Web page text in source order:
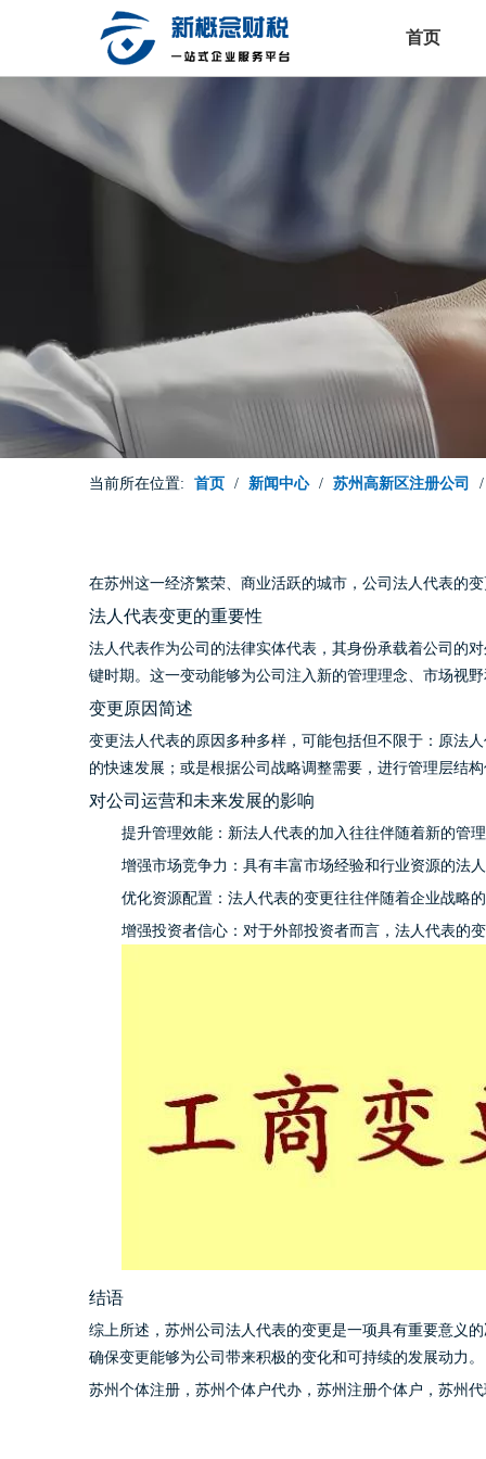
首页
当前所在位置: 首页 / 新闻中心 / 苏州高新区注册公司
在苏州这一经济繁荣、商业活跃的城市，公司法人代表的
法人代表变更的重要性
法人代表作为公司的法律实体代表，其身份承载着公司的
键时期。这一变动能够为公司注入新的管理理念、市场视
变更原因简述
变更法人代表的原因多种多样，可能包括但不限于：原法
的快速发展；或是根据公司战略调整需要，进行管理层结
对公司运营和未来发展的影响
提升管理效能：新法人代表的加入往往伴随着新的管
增强市场竞争力：具有丰富市场经验和行业资源的法
优化资源配置：法人代表的变更往往伴随着企业战略
增强投资者信心：对于外部投资者而言，法人代表的
结语
综上所述，苏州公司法人代表的变更是一项具有重要意义
确保变更能够为公司带来积极的变化和可持续的发展动力。
苏州个体注册 ， 苏州个体户代办 ， 苏州注册个体户 ， 苏州